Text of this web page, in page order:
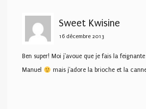
Sweet Kwisine
16 décembre 2013
Ben super! Moi j'avoue que je fais la
Manuel
mais j'adore la brioche et la